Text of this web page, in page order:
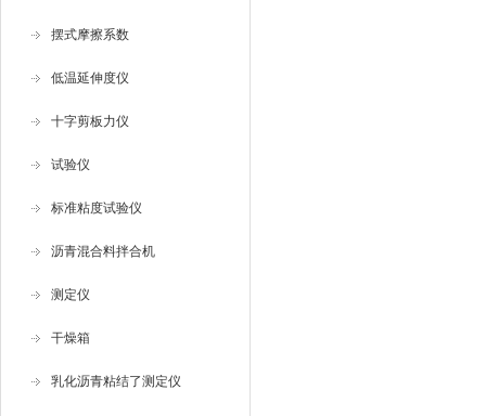
摆式摩擦系数
低温延伸度仪
十字剪板力仪
试验仪
标准粘度试验仪
沥青混合料拌合机
测定仪
干燥箱
乳化沥青粘结了测定仪